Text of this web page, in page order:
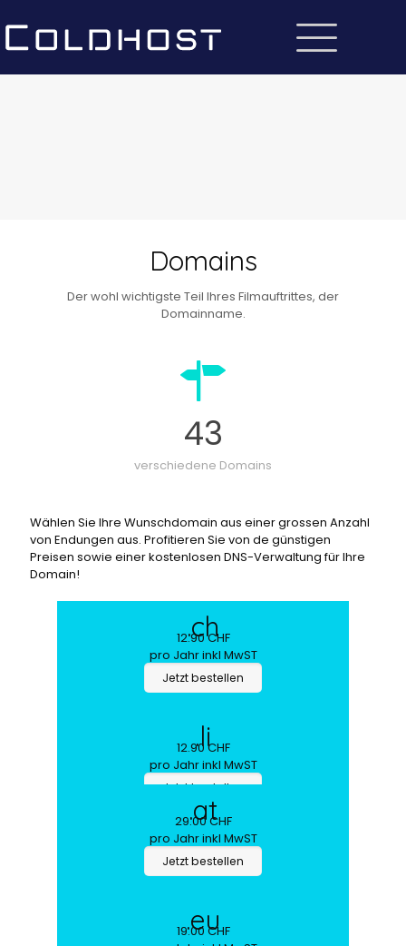
Domains
Der wohl wichtigste Teil Ihres Filmauftrittes, der
Domainname.
43
verschiedene Domains
Wählen Sie Ihre Wunschdomain aus einer grossen Anzahl
von Endungen aus. Profitieren Sie von de günstigen
Preisen sowie einer kostenlosen DNS-Verwaltung für Ihre
Domain!
.ch
12.90 CHF
pro Jahr inkl MwST
Jetzt bestellen
.li
12.90 CHF
pro Jahr inkl MwST
Jetzt bestellen
.de
19.00 CHF
pro Jahr inkl MwST
.at
29.00 CHF
pro Jahr inkl MwST
Jetzt bestellen
.eu
19.00 CHF